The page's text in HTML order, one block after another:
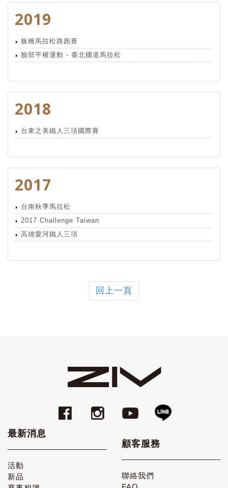
2019
板橋馬拉松路跑賽
臉部平權運動 - 臺北國道馬拉松
2018
台東之美鐵人三項國際賽
2017
台南秋季馬拉松
2017 Challenge Taiwan
高雄愛河鐵人三項
回上一頁
最新消息
活動
新品
顧客服務
聯絡我們